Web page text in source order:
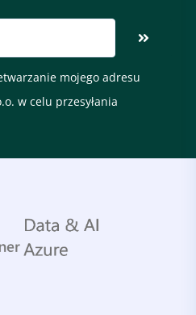
mojego adresu
w celu przesyłania